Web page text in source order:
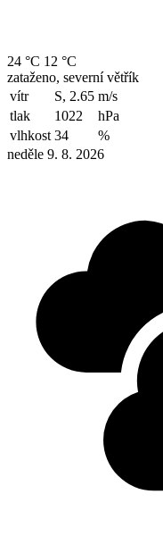
24 °C 12 °C
zataženo, severní větřík
vítr
S, 2.65 m/s
tlak
1022
hPa
vlhkost 34
%
neděle 9. 8. 2026